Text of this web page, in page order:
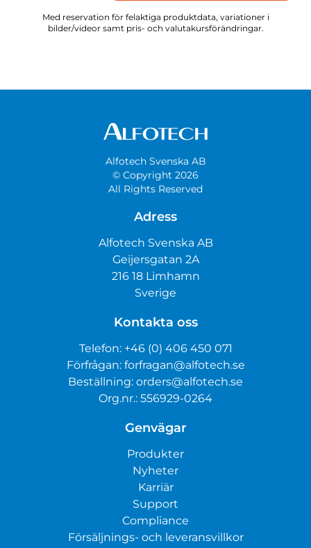
Med reservation för felaktiga produktdata, variationer i
bilder/videor samt pris- och valutakursförändringar.
Alfotech Svenska AB
© Copyright 2026
All Rights Reserved
Adress
Alfotech Svenska AB
Geijersgatan 2A
216 18 Limhamn
Sverige
Kontakta oss
Telefon: +46 (0) 406 450 071
Förfrågan: forfragan@alfotech.se
Beställning: orders@alfotech.se
Org.nr.: 556929-0264
Genvägar
Produkter
Nyheter
Karriär
Support
Compliance
Försäljnings- och leveransvillkor